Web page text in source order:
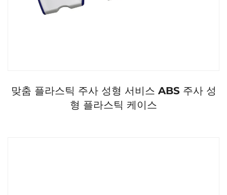
맞춤 플라스틱 주사 성형 서비스 ABS 주사 성
형 플라스틱 케이스